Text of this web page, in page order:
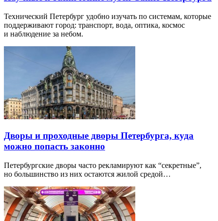
Технический Петербург удобно изучать по системам, которые
поддерживают город: транспорт, вода, оптика, космос
и наблюдение за небом.
Дворы и проходные дворы Петербурга, куда
можно попасть законно
Петербургские дворы часто рекламируют как “секретные”,
но большинство из них остаются жилой средой…